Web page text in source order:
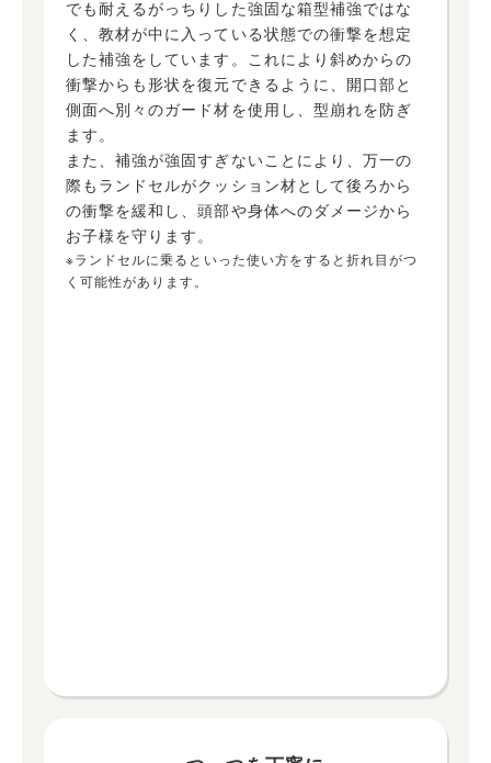
でも耐えるがっちりした強固な箱型補強ではな
く、教材が中に入っている状態での衝撃を想定
した補強をしています。これにより斜めからの
衝撃からも形状を復元できるように、開口部と
側面へ別々のガード材を使用し、型崩れを防ぎ
ます。
また、補強が強固すぎないことにより、万一の
際もランドセルがクッション材として後ろから
の衝撃を緩和し、頭部や身体へのダメージから
お子様を守ります。
※ランドセルに乗るといった使い方をすると折れ目がつ
く可能性があります。